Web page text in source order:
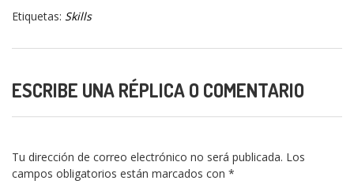
Etiquetas: Skills
ESCRIBE UNA RÉPLICA O COMENTARIO
Tu dirección de correo electrónico no será publicada. Los
campos obligatorios están marcados con *